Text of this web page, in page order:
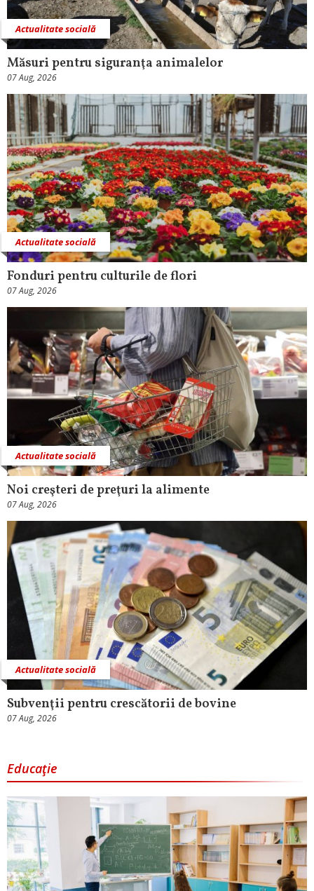
Actualitate socială
Măsuri pentru siguranţa animalelor
07 Aug, 2026
Actualitate socială
Fonduri pentru culturile de flori
07 Aug, 2026
Actualitate socială
Noi creşteri de preţuri la alimente
07 Aug, 2026
Actualitate socială
Subvenţii pentru crescătorii de bovine
07 Aug, 2026
Educaţie